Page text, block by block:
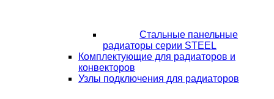
Стальные панельные
радиаторы серии STEEL
Комплектующие для радиаторов и
конвекторов
Узлы подключения для радиаторов